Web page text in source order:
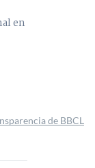
en
de BBCL